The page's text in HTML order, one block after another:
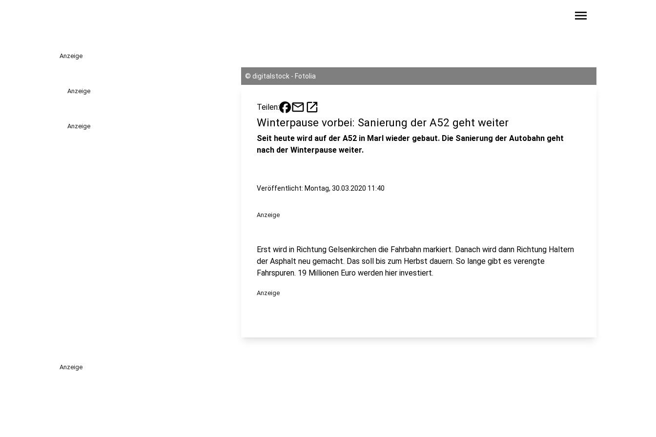
menu
Anzeige
Anzeige
Anzeige
© digitalstock - Fotolia
Teilen: mailopen_in_new
Winterpause vorbei: Sanierung der A52 geht weiter
Seit heute wird auf der A52 in Marl wieder gebaut. Die Sanierung der Autobahn geht
nach der Winterpause weiter.
Veröffentlicht: Montag, 30.03.2020 11:40
Anzeige
Erst wird in Richtung Gelsenkirchen die Fahrbahn markiert. Danach wird dann Richtung Haltern
der Asphalt neu gemacht. Das soll bis zum Herbst dauern. So lange gibt es verengte
Fahrspuren. 19 Millionen Euro werden hier investiert.
Anzeige
Anzeige